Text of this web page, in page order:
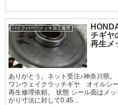
バイクパーツメッキ加工履歴
チギヤ
再生メ
ありがとう。ネット受注♪神奈川県
ワンウェイクラッチギヤ オイルシ
再生修理依頼。 状態 シール面はメ
がり寸法に対して0.45...